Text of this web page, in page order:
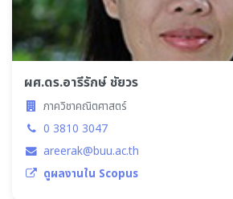
ผศ.ดร.อารีรักษ์ ชัยวร
ภาควิชาคณิตศาสตร์
0 3810 3047
areerak@buu.ac.th
ดูผลงานใน Scopus